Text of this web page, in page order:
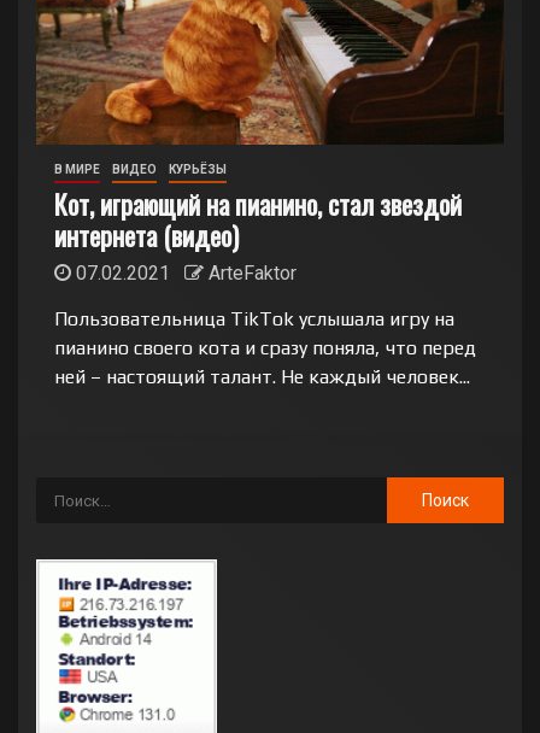
В МИРЕ ВИДЕО КУРЬЁЗЫ
Кот, играющий на пианино, стал звездой
интернета (видео)
07.02.2021
ArteFaktor
Пользовательница TikTok услышала игру на
пианино своего кота и сразу поняла, что перед
ней – настоящий талант. Не каждый человек...